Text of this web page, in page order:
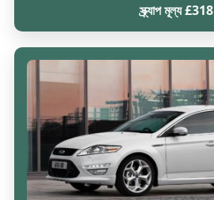
স্ক্র্যাপ মূল্য £318